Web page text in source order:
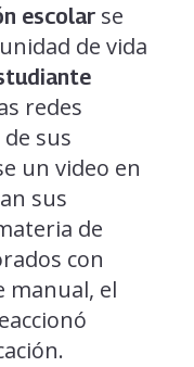
escolarse
de vida
redes
de sus
un video en
sus
de
con
manual, el